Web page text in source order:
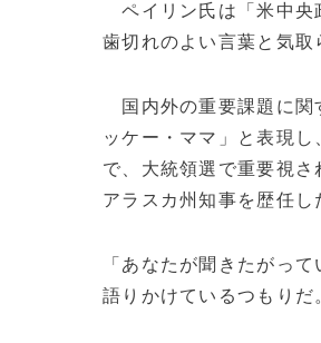
ペイリン氏は「米中央
歯切れのよい言葉と気取
国内外の重要課題に関
ッケー・ママ」と表現
で、大統領選で重要視
アラスカ州知事を歴任し
「あなたが聞きたがっ
語りかけているつもりだ